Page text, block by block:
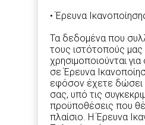
• Έρευνα
Τα δεδομένα που
τους ιστότοπούς μας
χρησιμοποιούνται
σε Έρευνα
εφόσον έχετε δώσει
σας, υπό τις
προϋποθέσεις που
πλαίσιο. Η Έρευνα